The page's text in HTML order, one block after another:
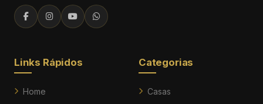
Links Rápidos
Home
Categorias
Casas